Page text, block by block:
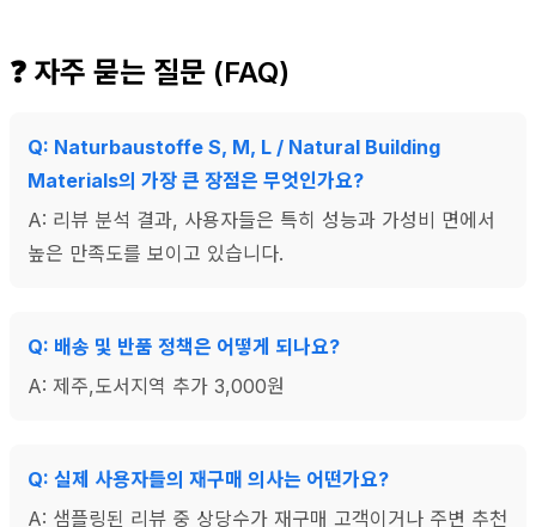
❓ 자주 묻는 질문 (FAQ)
Q: Naturbaustoffe S, M, L / Natural Building
Materials의 가장 큰 장점은 무엇인가요?
A: 리뷰 분석 결과, 사용자들은 특히 성능과 가성비 면에서
높은 만족도를 보이고 있습니다.
Q: 배송 및 반품 정책은 어떻게 되나요?
A: 제주,도서지역 추가 3,000원
Q: 실제 사용자들의 재구매 의사는 어떤가요?
A: 샘플링된 리뷰 중 상당수가 재구매 고객이거나 주변 추천